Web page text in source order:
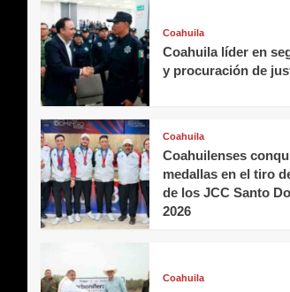
Coahuila
Coahuila líder en
y procuración de
Coahuila
Coahuilenses
medallas en el tiro
de los JCC Santo
2026
Coahuila